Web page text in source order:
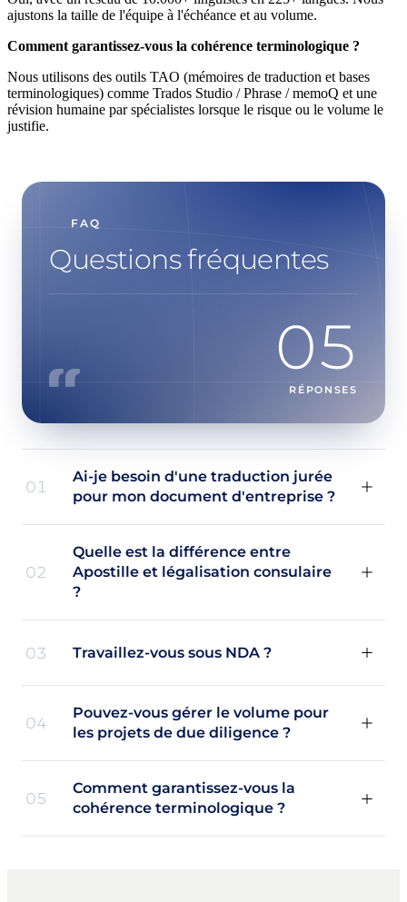
ajustons la taille de l'équipe à l'échéance et au volume.
Comment garantissez-vous la cohérence terminologique ?
Nous utilisons des outils TAO (mémoires de traduction et bases
terminologiques) comme Trados Studio / Phrase / memoQ et une
révision humaine par spécialistes lorsque le risque ou le volume le
justifie.
FAQ
Questions fréquentes
05
RÉPONSES
01
Ai-je besoin d'une traduction jurée
pour mon document d'entreprise ?
02
Quelle est la différence entre
Apostille et légalisation consulaire
?
03 Travaillez-vous sous NDA ?
04
Pouvez-vous gérer le volume pour
les projets de due diligence ?
05
Comment garantissez-vous la
cohérence terminologique ?